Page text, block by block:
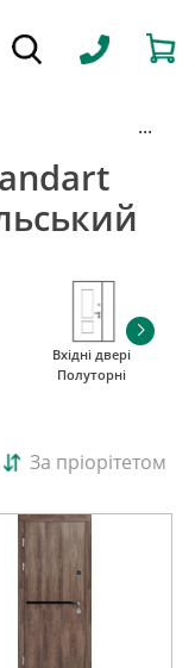
...
Вхідні двері
Полуторні
За пріорітетом